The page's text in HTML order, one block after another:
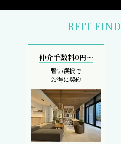
REIT FIND
仲介手数料0円～
賢い選択で
お得に契約